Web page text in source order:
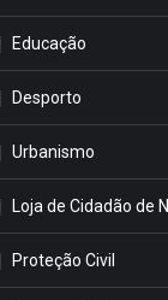
Educação
Desporto
Urbanismo
Loja de Cidadão de
Proteção Civil